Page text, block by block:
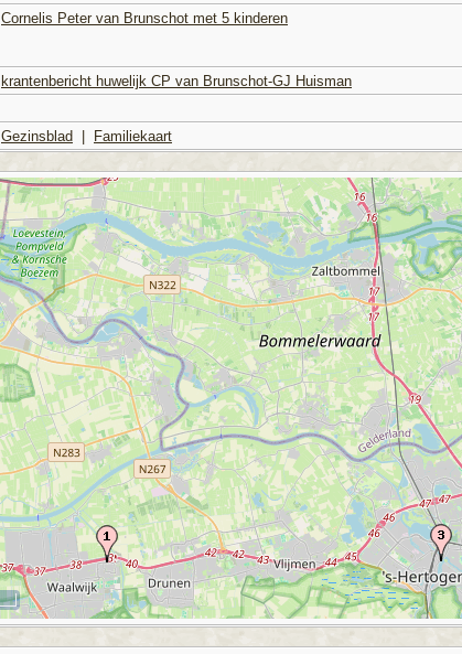
Cornelis Peter van Brunschot met 5 kinderen
krantenbericht huwelijk CP van Brunschot-GJ Huisman
Gezinsblad Familiekaart